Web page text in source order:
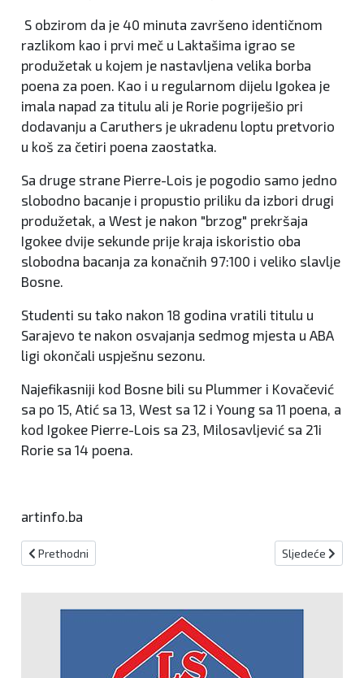
S obzirom da je 40 minuta završeno identičnom
razlikom kao i prvi meč u Laktašima igrao se
produžetak u kojem je nastavljena velika borba
poena za poen. Kao i u regularnom dijelu Igokea je
imala napad za titulu ali je Rorie pogriješio pri
dodavanju a Caruthers je ukradenu loptu pretvorio
u koš za četiri poena zaostatka.
Sa druge strane Pierre-Lois je pogodio samo jedno
slobodno bacanje i propustio priliku da izbori drugi
produžetak, a West je nakon "brzog" prekršaja
Igokee dvije sekunde prije kraja iskoristio oba
slobodna bacanja za konačnih 97:100 i veliko slavlje
Bosne.
Studenti su tako nakon 18 godina vratili titulu u
Sarajevo te nakon osvajanja sedmog mjesta u ABA
ligi okončali uspješnu sezonu.
Najefikasniji kod Bosne bili su Plummer i Kovačević
sa po 15, Atić sa 13, West sa 12 i Young sa 11 poena, a
kod Igokee Pierre-Lois sa 23, Milosavljević sa 21i
Rorie sa 14 poena.
artinfo.ba
Prethodni članak: Štimac za Artinfo : Uvjeren sam u prolazak
Prethodni Sljedeći članak:
Sljedeće